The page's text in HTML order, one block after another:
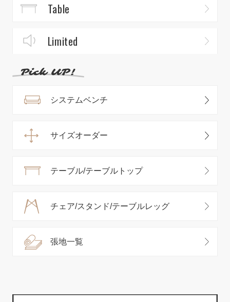
Table
Limited
システムベンチ
サイズオーダー
テーブル/テーブルトップ
チェア/スタンド/テーブルレッグ
張地一覧